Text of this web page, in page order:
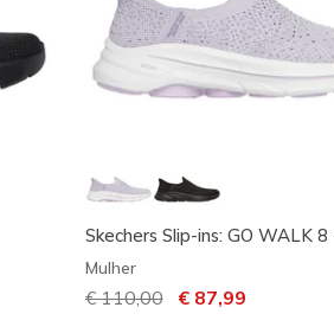
Skechers Slip-ins: GO WALK
Mulher
Preço com desconto de
€ 110,00para
€ 87,99